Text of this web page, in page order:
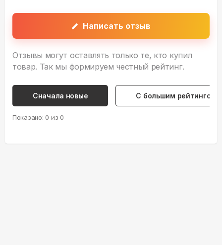
Написать отзыв
Отзывы могут оставлять только те, кто купил
товар. Так мы формируем честный рейтинг.
Сначала новые С большим рейтингом
Показано: 0 из 0